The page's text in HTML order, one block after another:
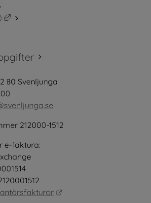
Länk till annan webbplats, öppnas i nytt
80 Svenljunga
212000-1512
e-faktura: